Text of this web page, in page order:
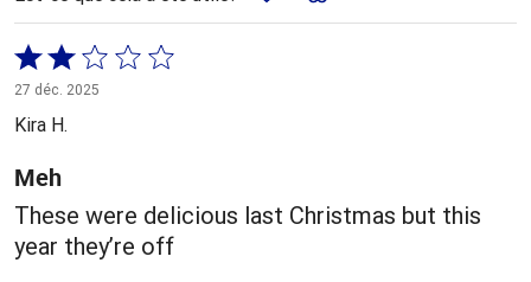
Coté
2 sur
5
27 déc. 2025
Kira H.
Meh
These were delicious last Christmas but this
year they’re off